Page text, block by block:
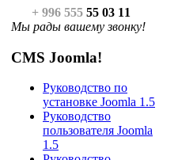
+ 996 555 55 03 11
Мы рады вашему звонку!
CMS Joomla!
Руководство по
установке Joomla 1.5
Руководство
пользователя Joomla
1.5